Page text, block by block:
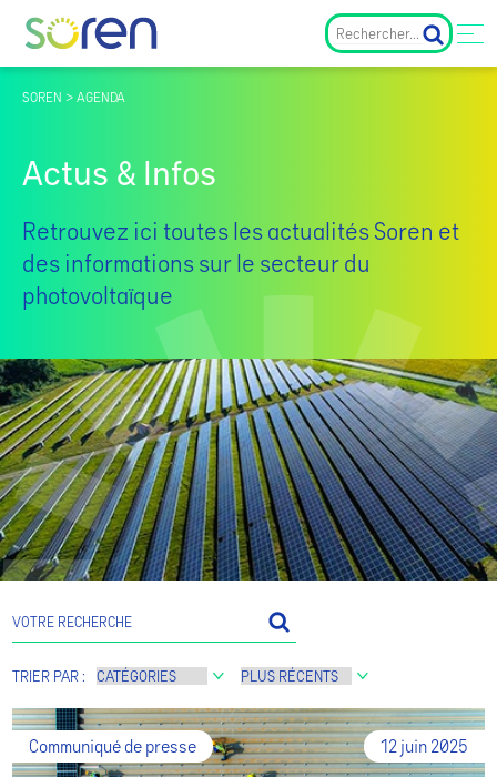
SOREN > AGENDA
Actus & Infos
Retrouvez ici toutes les actualités Soren et
des informations sur le secteur du
photovoltaïque
TRIER PAR :
12 juin 2025
Communiqué de presse